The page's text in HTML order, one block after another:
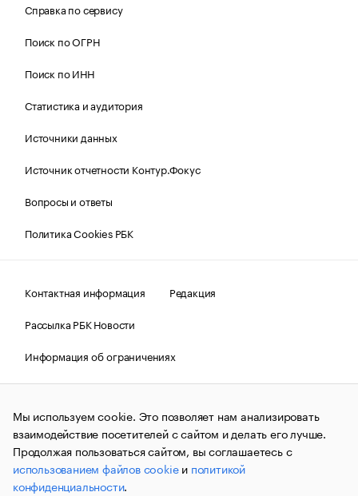
Справка по сервису
Поиск по ОГРН
Поиск по ИНН
Статистика и аудитория
Источники данных
Источник отчетности Контур.Фокус
Вопросы и ответы
Политика Cookies РБК
Контактная информация
Редакция
Рассылка РБК Новости
Информация об ограничениях
Правовая информация
О соблюдении авторских прав
© АО «РОСБИЗНЕСКОНСАЛТИНГ»,1995–2026.Сообщения
и материалы информационного агентства «РБК»
(зарегистрировано Федеральной службой по надзору в сфере
связи, информационных технологий и массовых
коммуникаций (Роскомнадзор) 09.12.2015 за номером ИА
№ФС77-63848) сопровождаются пометкой «РБК». Отдельные
Мы используем cookie. Это позволяет нам анализировать
взаимодействие посетителей с сайтом и делать его лучше.
Продолжая пользоваться сайтом, вы соглашаетесь с
использованием файлов cookieи политикой
конфиденциальности.